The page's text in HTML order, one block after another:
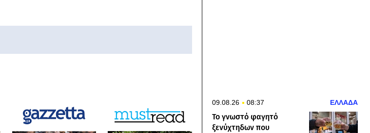
09.08.26 08:37 ΕΛΛΑΔΑ
Το γνωστό φαγητό
ξενύχτηδων που